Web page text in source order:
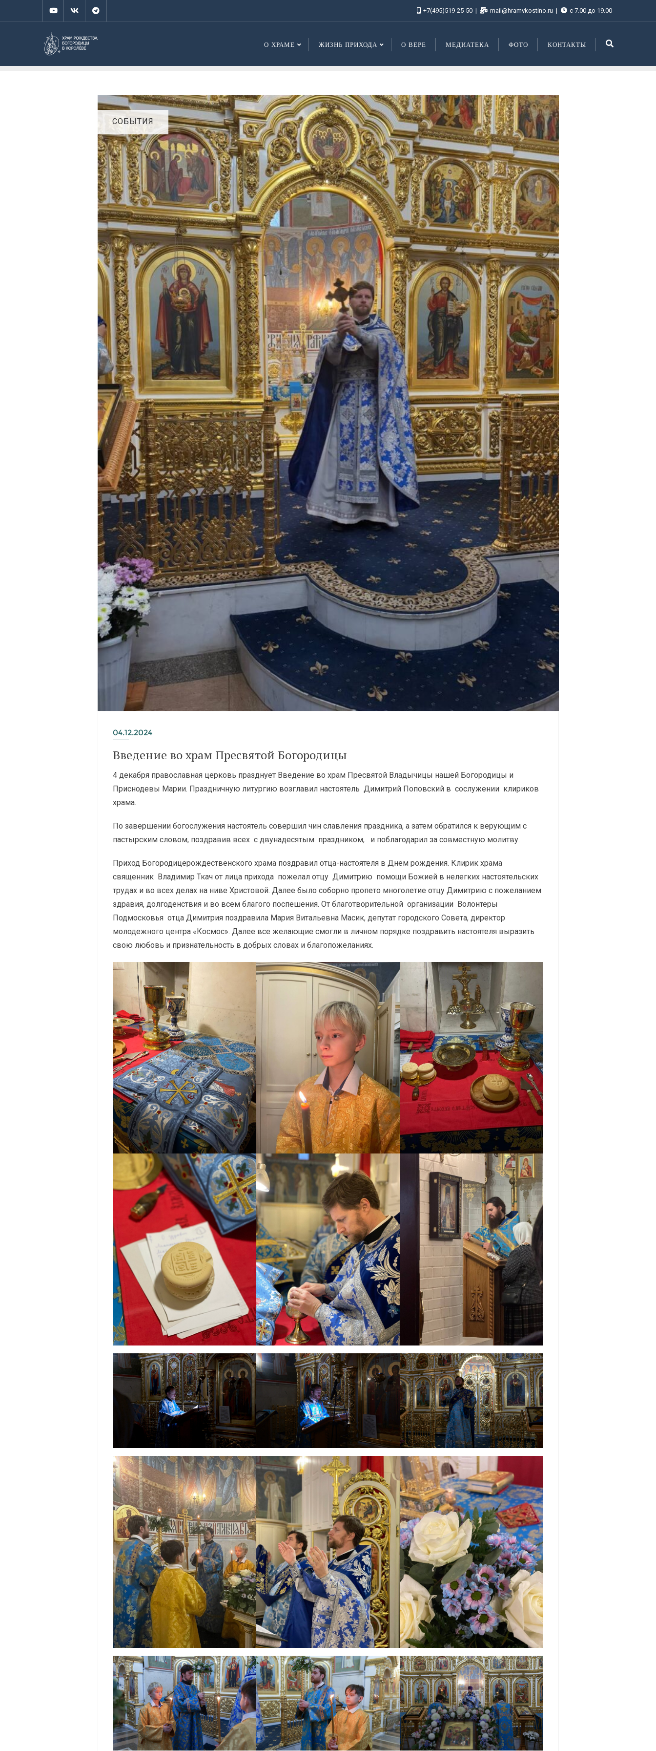
+7(495)519-25-50 mail@hramvkostino.ru с 7.00 до 19.00
О ХРАМЕ ЖИЗНЬ ПРИХОДА О ВЕРЕ МЕДИАТЕКА ФОТО КОНТАКТЫ
СОБЫТИЯ
04.12.2024
Введение во храм Пресвятой Богородицы
4 декабря православная церковь празднует Введение во храм Пресвятой Владычицы нашей Богородицы и
Приснодевы Марии. Праздничную литургию возглавил настоятель Димитрий Поповский в сослужении клириков
храма.
По завершении богослужения настоятель совершил чин славления праздника, а затем обратился к верующим с
пастырским словом, поздравив всех с двунадесятым праздником, и поблагодарил за совместную молитву.
Приход Богородицерождественского храма поздравил отца-настоятеля в Днем рождения. Клирик храма
священник Владимир Ткач от лица прихода пожелал отцу Димитрию помощи Божией в нелегких настоятельских
трудах и во всех делах на ниве Христовой. Далее было соборно пропето многолетие отцу Димитрию с пожеланием
здравия, долгоденствия и во всем благого поспешения. От благотворительной организации Волонтеры
Подмосковья отца Димитрия поздравила Мария Витальевна Масик, депутат городского Совета, директор
молодежного центра «Космос». Далее все желающие смогли в личном порядке поздравить настоятеля выразить
свою любовь и признательность в добрых словах и благопожеланиях.